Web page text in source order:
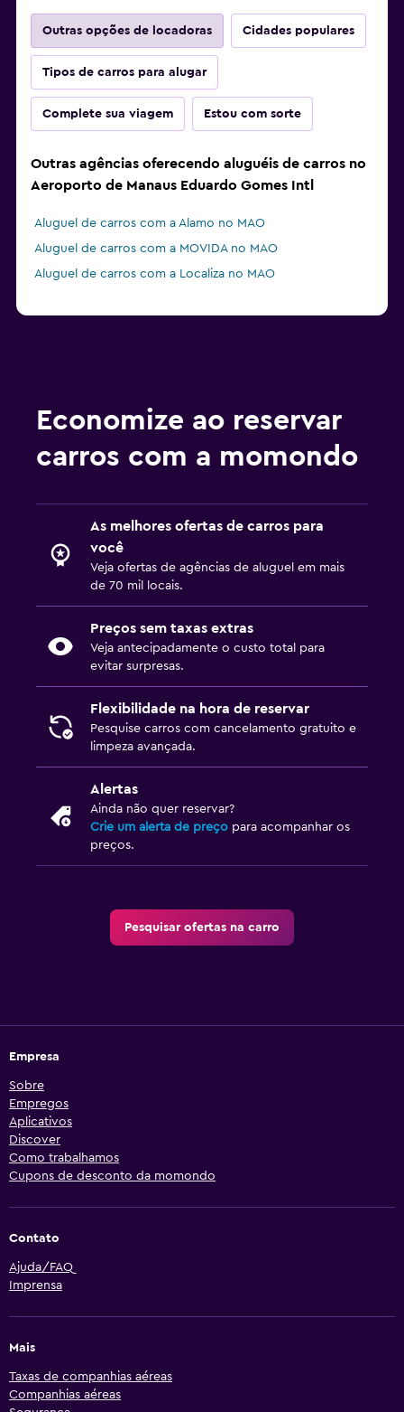
Outras opções de locadoras Cidades populares
Tipos de carros para alugar
Complete sua viagem Estou com sorte
Outras agências oferecendo aluguéis de carros no
Aeroporto de Manaus Eduardo Gomes Intl
Aluguel de carros com a Alamo no MAO
Aluguel de carros com a MOVIDA no MAO
Aluguel de carros com a Localiza no MAO
Economize ao reservar
carros com a momondo
As melhores ofertas de carros para
você
Veja ofertas de agências de aluguel em mais
de 70 mil locais.
Preços sem taxas extras
Veja antecipadamente o custo total para
evitar surpresas.
Flexibilidade na hora de reservar
Pesquise carros com cancelamento gratuito e
limpeza avançada.
Alertas
Ainda não quer reservar?
Crie um alerta de preço para acompanhar os
preços.
Pesquisar ofertas na carro
Empresa
Sobre
Empregos
Aplicativos
Discover
Como trabalhamos
Cupons de desconto da momondo
Contato
Ajuda/FAQ
Imprensa
Mais
Taxas de companhias aéreas
Companhias aéreas